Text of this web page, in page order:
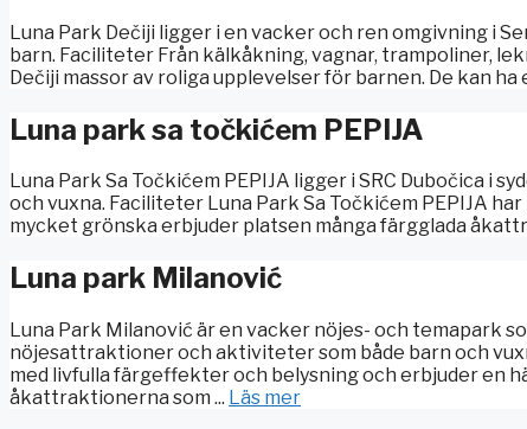
Luna Park Dečiji ligger i en vacker och ren omgivning i
barn. Faciliteter Från kälkåkning, vagnar, trampoliner,
Dečiji massor av roliga upplevelser för barnen. De kan
Luna park sa točkićem PEPIJA
Luna Park Sa Točkićem PEPIJA ligger i SRC Dubočica
och vuxna. Faciliteter Luna Park Sa Točkićem PEPIJA
mycket grönska erbjuder platsen många färgglada
Luna park Milanović
Luna Park Milanović är en vacker nöjes- och temapark
nöjesattraktioner och aktiviteter som både barn och
med livfulla färgeffekter och belysning och erbjuder en
åkattraktionerna som ... Läs mer